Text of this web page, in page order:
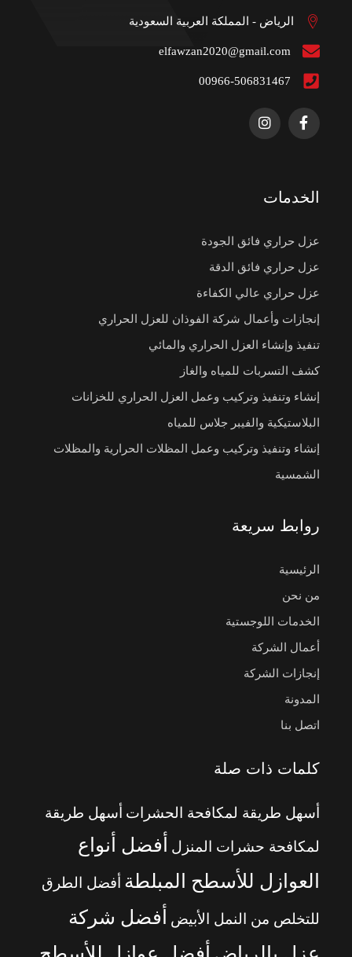
الرياض - المملكة العربية السعودية
elfawzan2020@gmail.com
00966-506831467
الخدمات
عزل حراري فائق الجودة
عزل حراري فائق الدقة
عزل حراري عالي الكفاءة
إنجازات وأعمال شركة الفوذان للعزل الحراري
تنفيذ وإنشاء العزل الحراري والمائي
كشف التسربات للمياه والغاز
إنشاء وتنفيذ وتركيب وعمل العزل الحراري للخزانات
البلاستيكية والفيبر جلاس للمياه
إنشاء وتنفيذ وتركيب وعمل المظلات الحرارية والمظلات
الشمسية
روابط سريعة
الرئيسية
من نحن
الخدمات اللوجستية
أعمال الشركة
إنجازات الشركة
المدونة
اتصل بنا
كلمات ذات صلة
أسهل طريقة لمكافحة الحشرات أسهل طريقة
لمكافحة حشرات المنزل
أفضل أنواع
العوازل للأسطح المبلطة أفضل الطرق
للتخلص من النمل الأبيض
أفضل شركة